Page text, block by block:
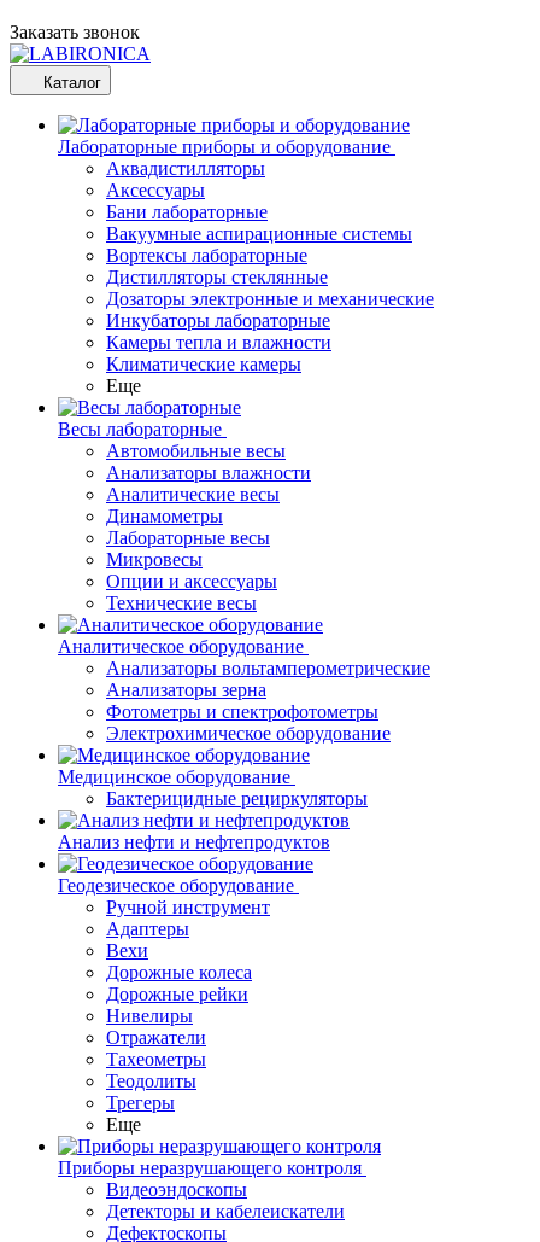
Заказать звонок
Каталог
Лабораторные приборы и оборудование
Аквадистилляторы
Аксессуары
Бани лабораторные
Вакуумные аспирационные системы
Вортексы лабораторные
Дистилляторы стеклянные
Дозаторы электронные и механические
Инкубаторы лабораторные
Камеры тепла и влажности
Климатические камеры
Еще
Весы лабораторные
Автомобильные весы
Анализаторы влажности
Аналитические весы
Динамометры
Лабораторные весы
Микровесы
Опции и аксессуары
Технические весы
Аналитическое оборудование
Анализаторы вольтамперометрические
Анализаторы зерна
Фотометры и спектрофотометры
Электрохимическое оборудование
Медицинское оборудование
Бактерицидные рециркуляторы
Анализ нефти и нефтепродуктов
Геодезическое оборудование
Ручной инструмент
Адаптеры
Вехи
Дорожные колеса
Дорожные рейки
Нивелиры
Отражатели
Тахеометры
Теодолиты
Трегеры
Еще
Приборы неразрушающего контроля
Видеоэндоскопы
Детекторы и кабелеискатели
Дефектоскопы